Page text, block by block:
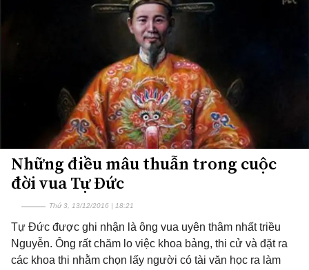
Những điều mâu thuẫn trong cuộc
đời vua Tự Đức
Thứ 3, 13/12/2016 | 18:21
Tự Đức được ghi nhận là ông vua uyên thâm nhất triều
Nguyễn. Ông rất chăm lo việc khoa bảng, thi cử và đặt ra
các khoa thi nhằm chọn lấy người có tài văn học ra làm